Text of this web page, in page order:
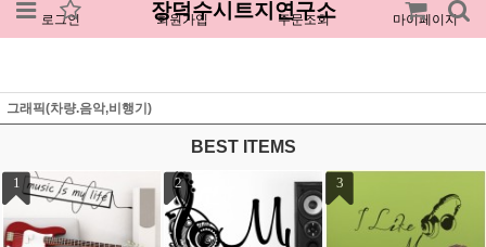
로그인 회원가입 주문조회 마이페이지
장덕수시트지연구소
그래픽(차량.음악,비행기)
BEST ITEMS
1 2 3